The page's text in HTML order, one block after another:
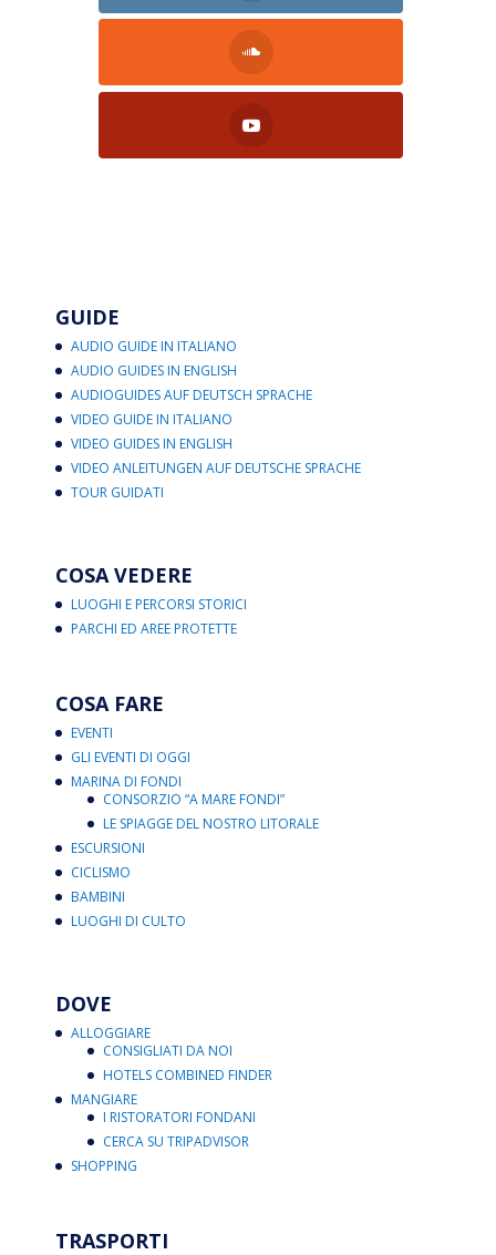
GUIDE
AUDIO GUIDE IN ITALIANO
AUDIO GUIDES IN ENGLISH
AUDIOGUIDES AUF DEUTSCH SPRACHE
VIDEO GUIDE IN ITALIANO
VIDEO GUIDES IN ENGLISH
VIDEO ANLEITUNGEN AUF DEUTSCHE SPRACHE
TOUR GUIDATI
COSA VEDERE
LUOGHI E PERCORSI STORICI
PARCHI ED AREE PROTETTE
COSA FARE
EVENTI
GLI EVENTI DI OGGI
MARINA DI FONDI
CONSORZIO “A MARE FONDI”
LE SPIAGGE DEL NOSTRO LITORALE
ESCURSIONI
CICLISMO
BAMBINI
LUOGHI DI CULTO
DOVE
ALLOGGIARE
CONSIGLIATI DA NOI
HOTELS COMBINED FINDER
MANGIARE
I RISTORATORI FONDANI
CERCA SU TRIPADVISOR
SHOPPING
TRASPORTI